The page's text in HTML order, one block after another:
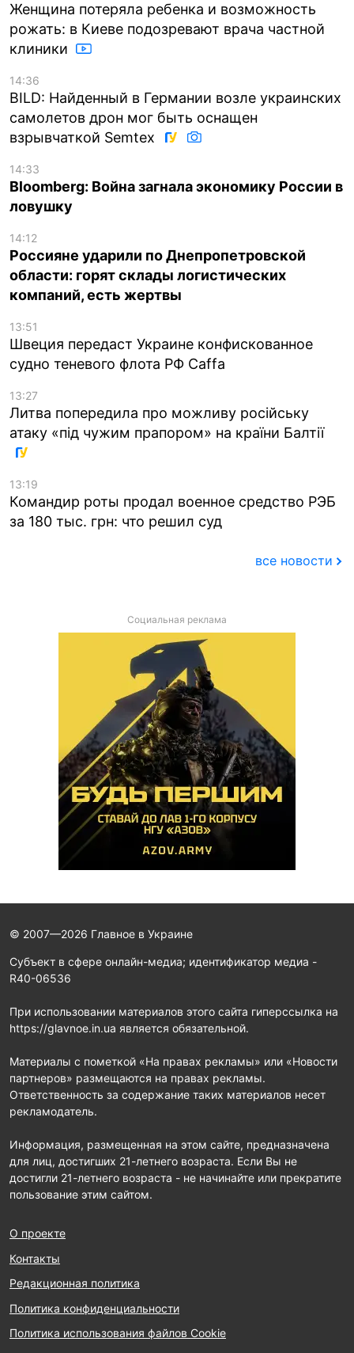
Женщина потеряла ребенка и возможность
рожать: в Киеве подозревают врача частной
клиники
14:36
BILD: Найденный в Германии возле украинских
самолетов дрон мог быть оснащен
взрывчаткой Semtex
14:33
Bloomberg: Война загнала экономику России в
ловушку
14:12
Россияне ударили по Днепропетровской
области: горят склады логистических
компаний, есть жертвы
13:51
Швеция передаст Украине конфискованное
судно теневого флота РФ Caffa
13:27
Литва попередила про можливу російську
атаку «під чужим прапором» на країни Балтії
13:19
Командир роты продал военное средство РЭБ
за 180 тыс. грн: что решил суд
все новости
Социальная реклама
© 2007—2026 Главное в Украине
Субъект в сфере онлайн-медиа; идентификатор медиа -
R40-06536
При использовании материалов этого сайта гиперссылка на
https://glavnoe.in.ua является обязательной.
Материалы с пометкой «На правах рекламы» или «Новости
партнеров» размещаются на правах рекламы.
Ответственность за содержание таких материалов несет
рекламодатель.
Информация, размещенная на этом сайте, предназначена
для лиц, достигших 21-летнего возраста. Если Вы не
достигли 21-летнего возраста - не начинайте или прекратите
пользование этим сайтом.
О проекте
Контакты
Редакционная политика
Политика конфиденциальности
Политика использования файлов Cookie